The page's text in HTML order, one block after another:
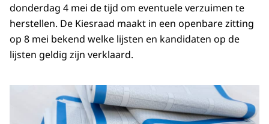
donderdag 4 mei de tijd om eventuele verzuimen te
herstellen. De Kiesraad maakt in een openbare zitting
op 8 mei bekend welke lijsten en kandidaten op de
lijsten geldig zijn verklaard.